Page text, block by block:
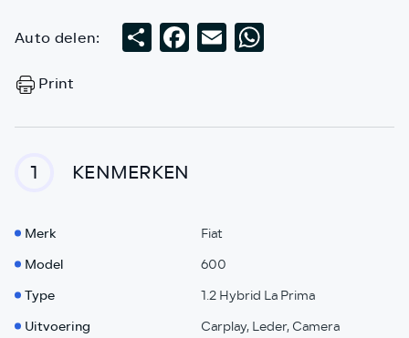
Auto delen: Deel Facebook
EmailWhatsApp
Print
1 KENMERKEN
Merk
Fiat
Model
600
Type
1.2 Hybrid La Prima
Uitvoering
Carplay, Leder, Camera